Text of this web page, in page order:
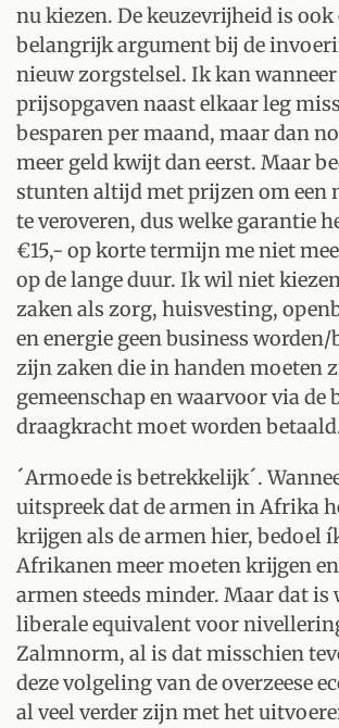
nu kiezen. De keuzevrijheid is ook
belangrijk argument bij de
nieuw zorgstelsel. Ik kan
prijsopgaven naast elkaar leg
besparen per maand, maar dan
meer geld kwijt dan eerst. Maar
stunten altijd met prijzen om een
te veroveren, dus welke garantie
€15,- op korte termijn me niet
op de lange duur. Ik wil niet
zaken als zorg, huisvesting,
en energie geen business
zijn zaken die in handen moeten
gemeenschap en waarvoor via de
draagkracht moet worden
´Armoede is betrekkelijk´.
uitspreek dat de armen in Afrika
krijgen als de armen hier, bedoel
Afrikanen meer moeten krijgen
armen steeds minder. Maar dat is
liberale equivalent voor
Zalmnorm, al is dat misschien
deze volgeling van de overzeese
al veel verder zijn met het